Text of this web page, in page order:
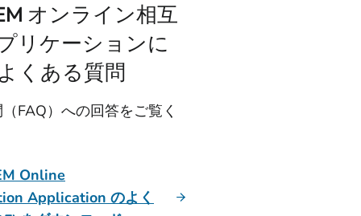
オンライン相互
リケーションに
くある質問
FAQ）への回答をご覧く
Online
Application のよく